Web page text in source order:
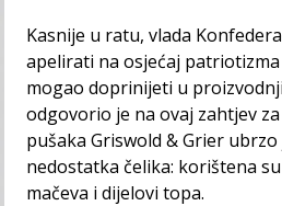
Kasnije u ratu, vlada
apelirati na osjećaj
mogao doprinijeti u
odgovorio je na ovaj zahtjev
pušaka Griswold & Grier
nedostatka čelika: korištena
mačeva i dijelovi topa.